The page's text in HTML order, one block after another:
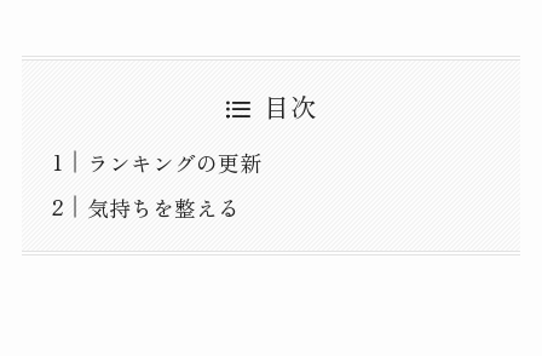
目次
ランキングの更新
気持ちを整える